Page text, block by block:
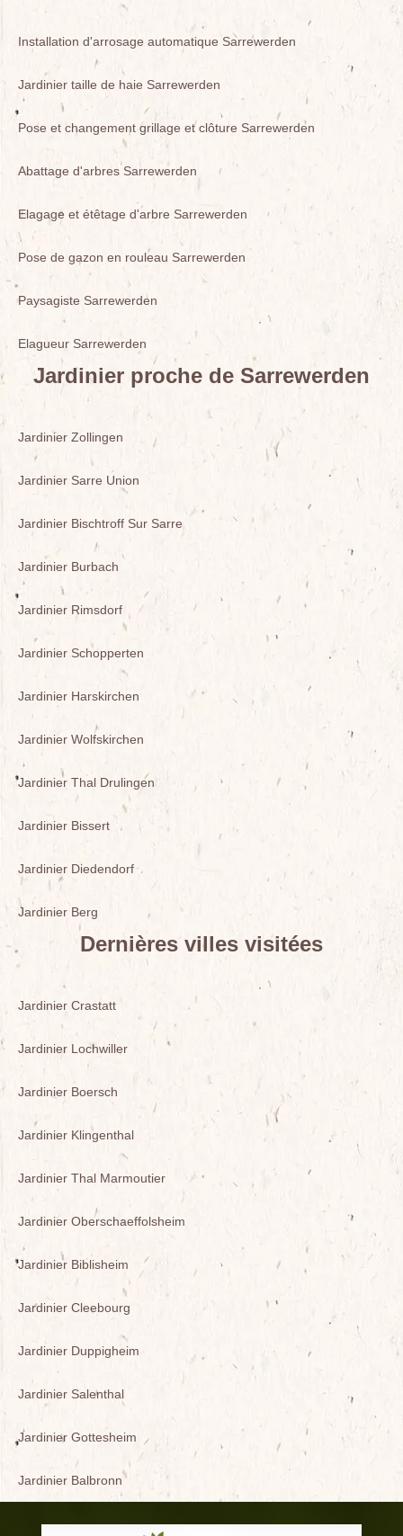
Installation d'arrosage automatique Sarrewerden
Jardinier taille de haie Sarrewerden
Pose et changement grillage et clôture Sarrewerden
Abattage d'arbres Sarrewerden
Elagage et étêtage d'arbre Sarrewerden
Pose de gazon en rouleau Sarrewerden
Paysagiste Sarrewerden
Elagueur Sarrewerden
Jardinier proche de Sarrewerden
Jardinier Zollingen
Jardinier Sarre Union
Jardinier Bischtroff Sur Sarre
Jardinier Burbach
Jardinier Rimsdorf
Jardinier Schopperten
Jardinier Harskirchen
Jardinier Wolfskirchen
Jardinier Thal Drulingen
Jardinier Bissert
Jardinier Diedendorf
Jardinier Berg
Dernières villes visitées
Jardinier Crastatt
Jardinier Lochwiller
Jardinier Boersch
Jardinier Klingenthal
Jardinier Thal Marmoutier
Jardinier Oberschaeffolsheim
Jardinier Biblisheim
Jardinier Cleebourg
Jardinier Duppigheim
Jardinier Salenthal
Jardinier Gottesheim
Jardinier Balbronn